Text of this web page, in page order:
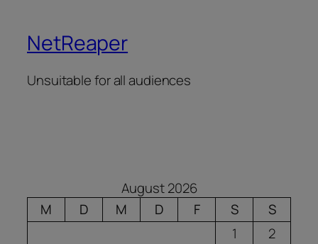
NetReaper
Unsuitable for all audiences
August 2026
M
D M D F S
S
1
2